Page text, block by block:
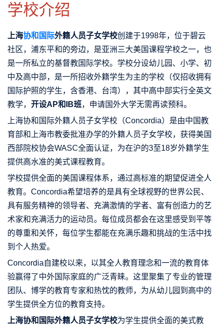
学校介绍
上海协和国际外籍人员子女学校创建于1998年，位于碧云
社区，浦东平和的旁边，是亚洲三大美国课程学校之一，也
是一所私立的基督教国际学校。学校分设幼儿园、小学、初
中及高中部，是一所招收外籍学生为主的学校（仅招收拥有
国际护照的学生，含香港、台湾），其中高中部实行全英文
教学， 开设AP和IB班，申请国外大学无需再读预科。
上海协和国际外籍人员子女学校（Concordia）是由中国教
育部和上海市教委批准办学的外籍人员子女学校，获得美国
西部院校协会WASC全面认证，为在沪的3至18岁外籍学生
提供高水准的美式课程教育。
学校提供全面的美国课程体系，通过高标准的期望促进全人
教育。Concordia希望培养的是具有全球视野的世界公民、
具有服务精神的领导者、充满激情的学者、富有创造力的艺
术家和充满活力的运动员。每位成员都会在这里感受到平等
的尊重和关怀，每位学生都能在充满乐趣和挑战的生活中找
到个人热爱。
Concordia自建校以来，以其全人教育理念和一流的教育体
验赢得了中外国际家庭的广泛青睐。这里聚集了专业的管理
团队、博学的教育专家和热忱的教师，为从幼儿园到高中的
学生提供全方位的教育支持。
上海协和国际外籍人员子女学校为学生提供全面的美式教